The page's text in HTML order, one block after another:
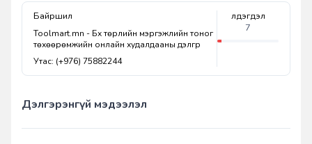
Байршил
Toolmart.mn - Бүх төрлийн мэргэжлийн тоног
төхөөрөмжийн онлайн худалдааны дэлгүүр
Утас: (+976) 75882244
Үлдэгдэл
7
Дэлгэрэнгүй мэдээлэл